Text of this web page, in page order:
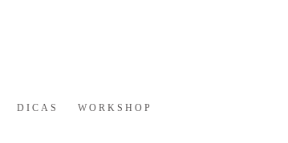
DICAS
WORKSHOP